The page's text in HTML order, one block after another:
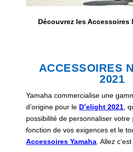
Découvrez les Accessoires
ACCESSOIRES
2021
Yamaha commercialise une
d’origine pour le D’elight 2021 ,
possibilité de personnaliser votre
fonction de vos exigences et le
Accessoires Yamaha . Allez